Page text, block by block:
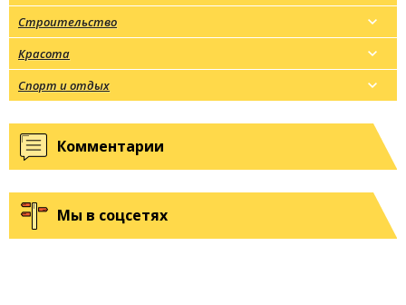
Строительство
Красота
Спорт и отдых
Комментарии
Мы в соцсетях